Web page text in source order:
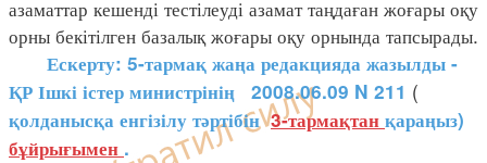
азаматтар кешенді тестілеуді азамат таңдаған жоғары оқу
орны бекітілген базалық жоғары оқу орнында тапсырады.
Ескерту: 5-тармақ жаңа редакцияда жазылды -
ҚР Ішкі істер министрінің
2008.06.09 N 211 (
қолданысқа енгізілу тәртібін3-тармақтан қараңыз)
бұйрығымен .